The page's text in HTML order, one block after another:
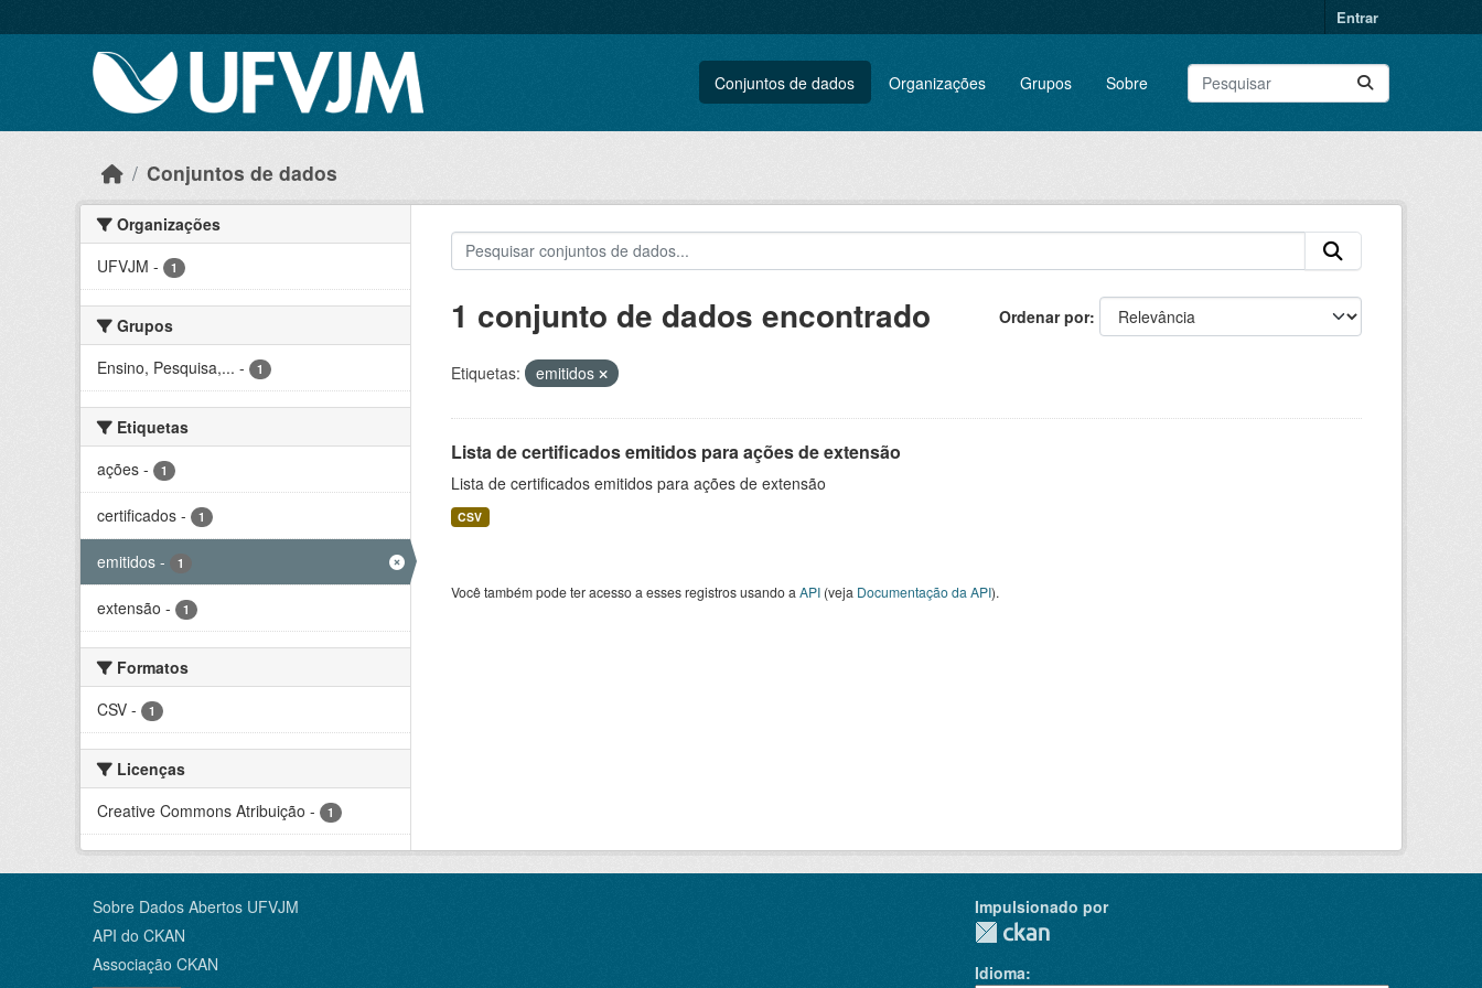
Entrar
Conjuntos de dados Organizações Grupos Sobre
Conjuntos de dados
Organizações
UFVJM - 1
Grupos
Ensino, Pesquisa,... - 1
Etiquetas
ações - 1
certificados - 1
emitidos - 1
extensão - 1
Formatos
CSV - 1
Licenças
Creative Commons Atribuição - 1
Ordenar por
1 conjunto de dados encontrado
Etiquetas: emitidos
Lista de certificados emitidos para ações de extensão
Lista de certificados emitidos para ações de extensão
CSV
Você também pode ter acesso a esses registros usando a API(veja Documentação da API).
Sobre Dados Abertos UFVJM
API do CKAN
Associação CKAN
Impulsionado por
Idioma